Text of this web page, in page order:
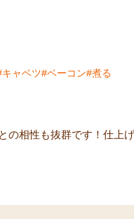
キャベツ ベーコン 煮る
相性も抜群です！仕上